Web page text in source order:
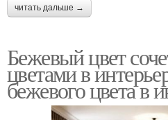
читать дальше →
Бежевый цвет
цветами в
бежевого цвета в